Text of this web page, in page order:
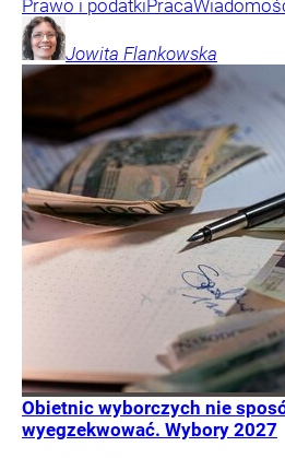
Prawo i podatkiPraca
Jowita Flankowska
Obietnic wyborczych nie
wyegzekwować. Wybory 2027